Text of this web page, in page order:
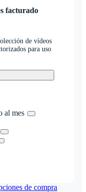
facturado
de vídeos
para uso
al mes
de compra